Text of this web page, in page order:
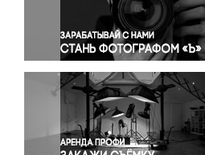
Правосудие
Происшествия и конфликты
Религия
Светская жизнь
Спорт
Экология
Экономика и бизнес